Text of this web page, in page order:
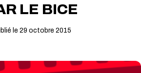
LE BICE
le 29 octobre 2015